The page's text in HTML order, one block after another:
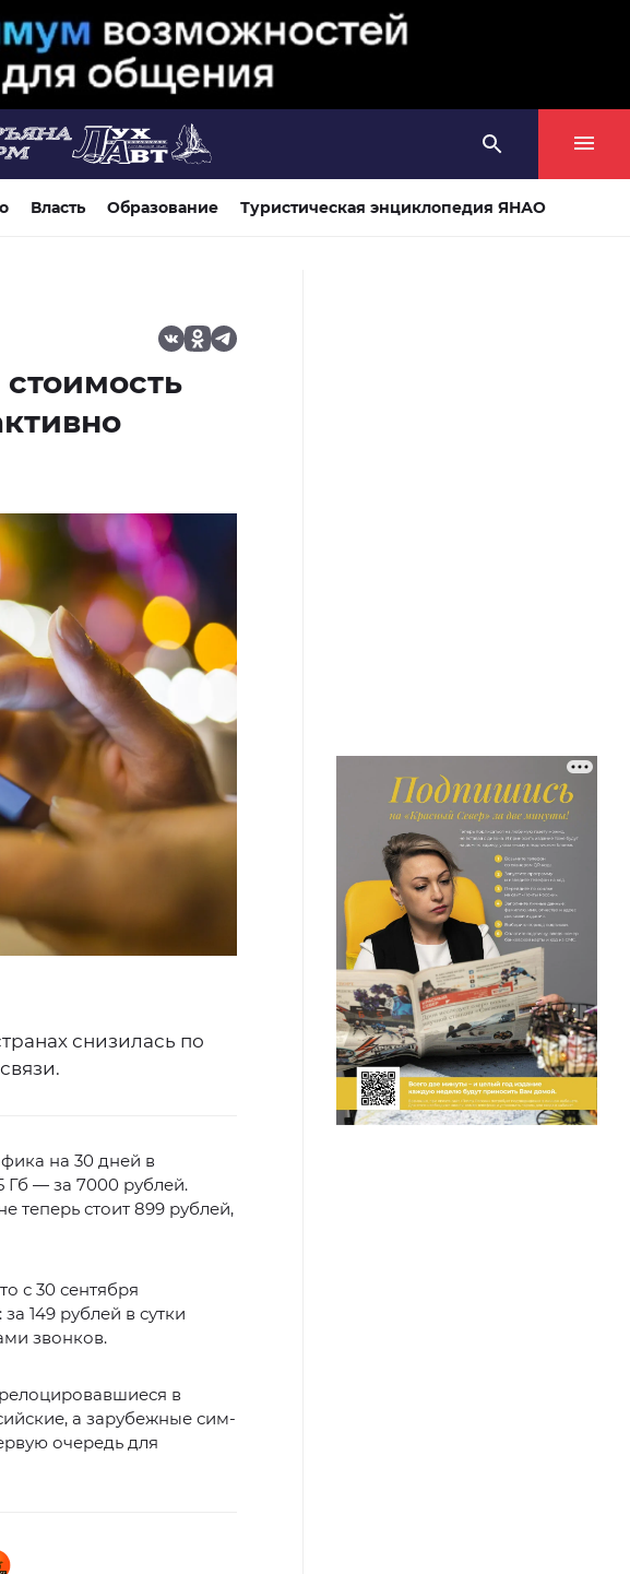
Власть Образование Туристическая энциклопедия ЯНАО
снизилась по
на 30 дней в
Гб — за 7000 рублей.
теперь стоит 899 рублей,
с 30 сентября
149 рублей в сутки
звонков.
в
а зарубежные сим-
очередь для